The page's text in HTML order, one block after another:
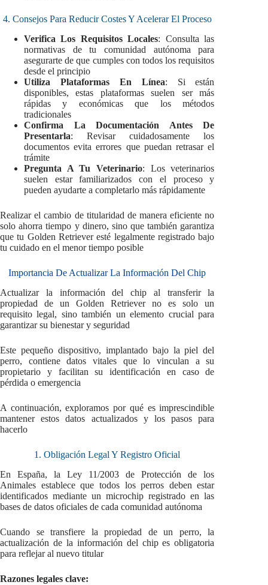
4. Consejos Para Reducir Costes Y Acelerar El Proceso
Verifica Los Requisitos Locales: Consulta las
normativas de tu comunidad autónoma para
asegurarte de que cumples con todos los requisitos
desde el principio
Utiliza Plataformas En Línea: Si están
disponibles, estas plataformas suelen ser más
rápidas y económicas que los métodos
tradicionales
Confirma La Documentación Antes De
Presentarla: Revisar cuidadosamente los
documentos evita errores que puedan retrasar el
trámite
Pregunta A Tu Veterinario: Los veterinarios
suelen estar familiarizados con el proceso y
pueden ayudarte a completarlo más rápidamente
Realizar el cambio de titularidad de manera eficiente no
solo ahorra tiempo y dinero, sino que también garantiza
que tu Golden Retriever esté legalmente registrado bajo
tu cuidado en el menor tiempo posible
Importancia De Actualizar La Información Del Chip
Actualizar la información del chip al transferir la
propiedad de un Golden Retriever no es solo un
requisito legal, sino también un elemento crucial para
garantizar su bienestar y seguridad
Este pequeño dispositivo, implantado bajo la piel del
perro, contiene datos vitales que lo vinculan a su
propietario y facilitan su identificación en caso de
pérdida o emergencia
A continuación, exploramos por qué es imprescindible
mantener estos datos actualizados y los pasos para
hacerlo
1. Obligación Legal Y Registro Oficial
En España, la Ley 11/2003 de Protección de los
Animales establece que todos los perros deben estar
identificados mediante un microchip registrado en las
bases de datos oficiales de cada comunidad autónoma
Cuando se transfiere la propiedad de un perro, la
actualización de la información del chip es obligatoria
para reflejar al nuevo titular
Razones legales clave: